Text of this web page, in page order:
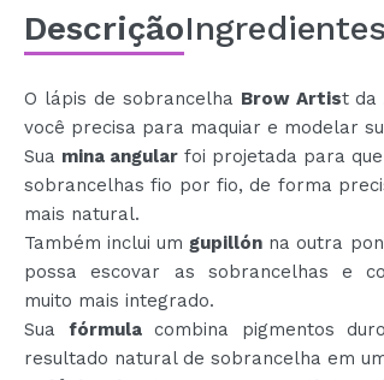
BLOG
DescriçãoIngredientes
O lápis de sobrancelha Brow Artist da
você precisa para maquiar e modelar
Sua mina angular foi projetada para
sobrancelhas fio por fio, de forma
mais natural.
Também inclui um gupillón na outra
possa escovar as sobrancelhas e
muito mais integrado.
Sua fórmulacombina pigmentos
resultado natural de sobrancelha em